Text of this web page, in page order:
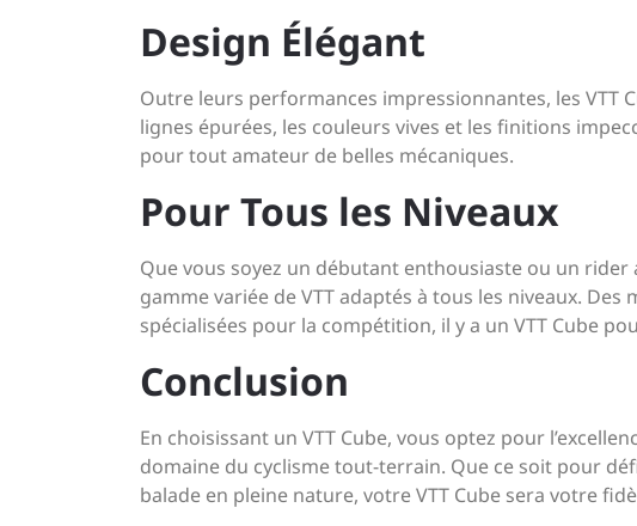
Design Élégant
Outre leurs performances impressionnantes, les VTT
lignes épurées, les couleurs vives et les finitions
pour tout amateur de belles mécaniques.
Pour Tous les Niveaux
Que vous soyez un débutant enthousiaste ou un
gamme variée de VTT adaptés à tous les niveaux.
spécialisées pour la compétition, il y a un VTT Cube
Conclusion
En choisissant un VTT Cube, vous optez pour
domaine du cyclisme tout-terrain. Que ce soit pour
balade en pleine nature, votre VTT Cube sera votre